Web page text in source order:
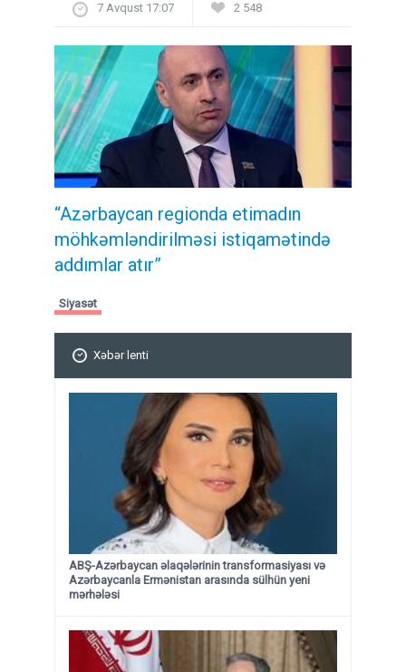
7 Avqust 17:07 2 548
“Azərbaycan regionda etimadın
möhkəmləndirilməsi istiqamətində
addımlar atır”
Siyasət
Xəbər lenti
ABŞ-Azərbaycan əlaqələrinin transformasiyası və
Azərbaycanla Ermənistan arasında sülhün yeni
mərhələsi